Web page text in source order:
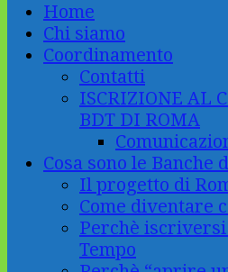
Home
Chi siamo
Coordinamento
Contatti
ISCRIZIONE AL
BDT DI ROMA
Cosa sono le Banche
Il progetto di
Come diventare
Perchè
Tempo